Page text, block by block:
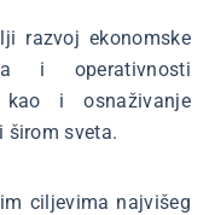
razvoj ekonomske
i operativnosti
kao i osnaživanje
širom sveta.
ciljevima najvišeg